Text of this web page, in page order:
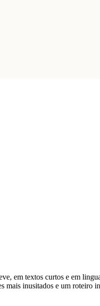
em textos curtos e em
inusitados e um roteiro